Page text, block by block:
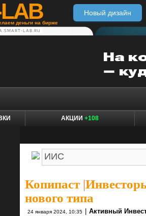
деньги на бирже
Новый дизайн
LAB.RU
АКЦИИ +108
Копипаст |
нового типа
24 января 2024, 10:35 Активный